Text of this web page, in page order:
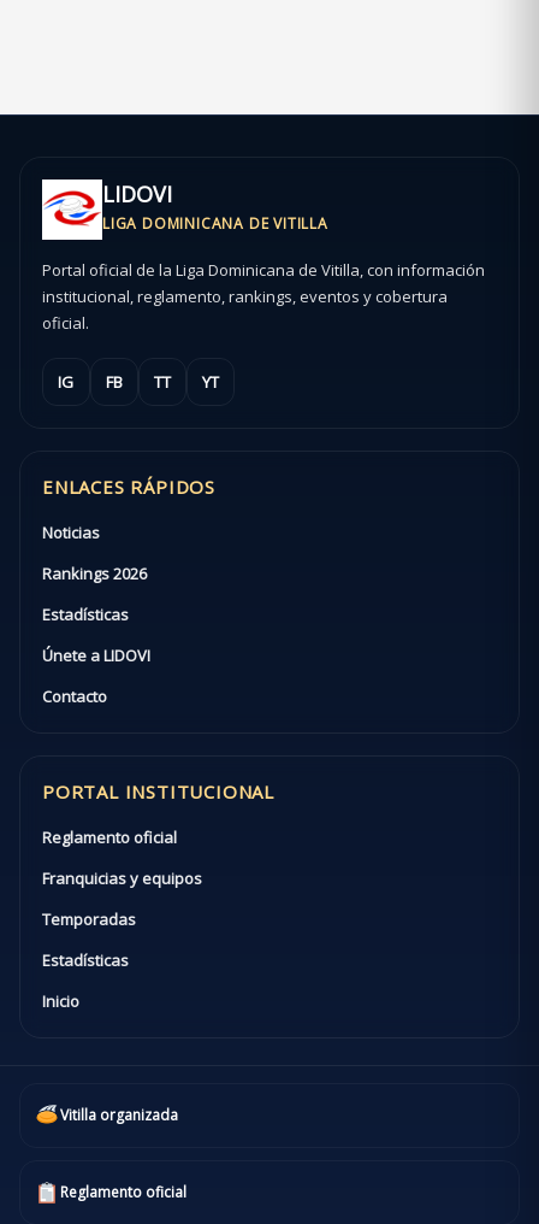
LIDOVI
LIGA DOMINICANA DE VITILLA
Portal oficial de la Liga Dominicana de Vitilla, con información
institucional, reglamento, rankings, eventos y cobertura
oficial.
IG FB TT YT
ENLACES RÁPIDOS
Noticias
Rankings 2026
Estadísticas
Únete a LIDOVI
Contacto
PORTAL INSTITUCIONAL
Reglamento oficial
Franquicias y equipos
Temporadas
Estadísticas
Inicio
Vitilla organizada
Reglamento oficial